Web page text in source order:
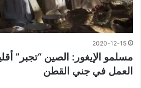
2020-12-15
مسلمو الإيغور: الصين “تجبر”
العمل في جني القطن